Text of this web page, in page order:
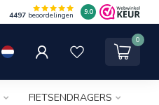
4497beoordelingen 9.0
0
FIETSENDRAGERS